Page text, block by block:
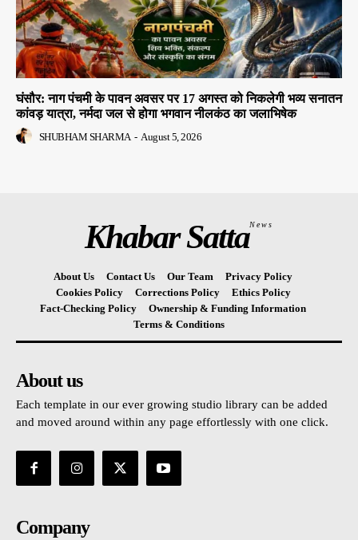
घंसौर: नाग पंचमी के पावन अवसर पर 17 अगस्त को निकलेगी भव्य सनातन
कांवड़ यात्रा, नर्मदा जल से होगा भगवान नीलकंठ का जलाभिषेक
SHUBHAM SHARMA - August 5, 2026
Khabar SattaNews
About Us Contact Us Our Team
Privacy Policy
Cookies Policy
Corrections Policy
Ethics Policy
Fact-Checking Policy
Ownership & Funding Information
Terms & Conditions
About us
Each template in our ever growing studio library can be added
and moved around within any page effortlessly with one click.
Company